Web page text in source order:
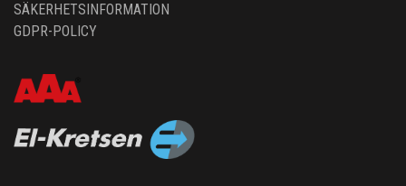
SÄKERHETSINFORMATION
GDPR-POLICY